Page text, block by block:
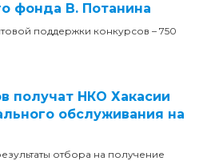
фонда В. Потанина
поддержки конкурсов – 750
получат НКО Хакасии
обслуживания на
отбора на получение